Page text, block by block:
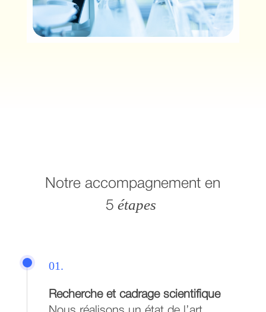
Notre accompagnement en
5 étapes
01.
Recherche et cadrage scientifique